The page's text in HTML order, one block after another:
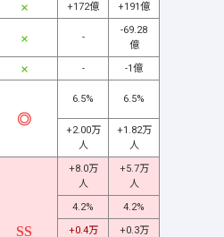
+172億 +191億
-
-69.28
億
- -1億
6.5% 6.5%
+2.00万
人
+1.82万
人
+8.0万
人
+5.7万
人
4.2% 4.2%
+0.4万
+0.3万